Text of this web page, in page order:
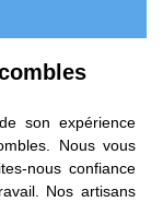
son expérience
Nous vous
nous confiance
Nos artisans